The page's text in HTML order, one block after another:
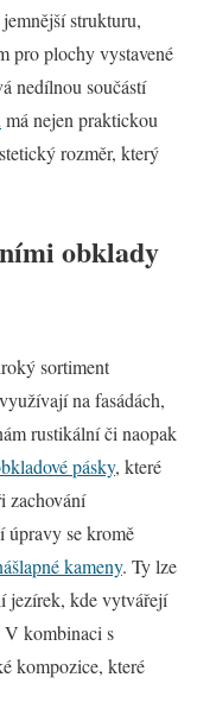
strukturu,
pro plochy vystavené
nedílnou součástí
má nejen praktickou
rozměr, který
obklady
sortiment
na fasádách,
rustikální či naopak
pásky, které
zachování
úpravy se kromě
kameny. Ty lze
jezírek, kde vytvářejí
kombinaci s
kompozice, které